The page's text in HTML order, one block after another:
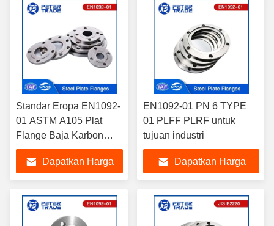
Standar Eropa EN1092-
01 ASTM A105 Plat
Flange Baja Karbon
PN16 PLFF/PLRF untuk
Aplikasi Industri
Dapatkan Harga
EN1092-01 PN 6 TYPE
01 PLFF PLRF untuk
tujuan industri
Dapatkan Harga